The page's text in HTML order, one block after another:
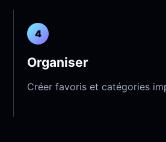
4
Organiser
Créer favoris et catégories